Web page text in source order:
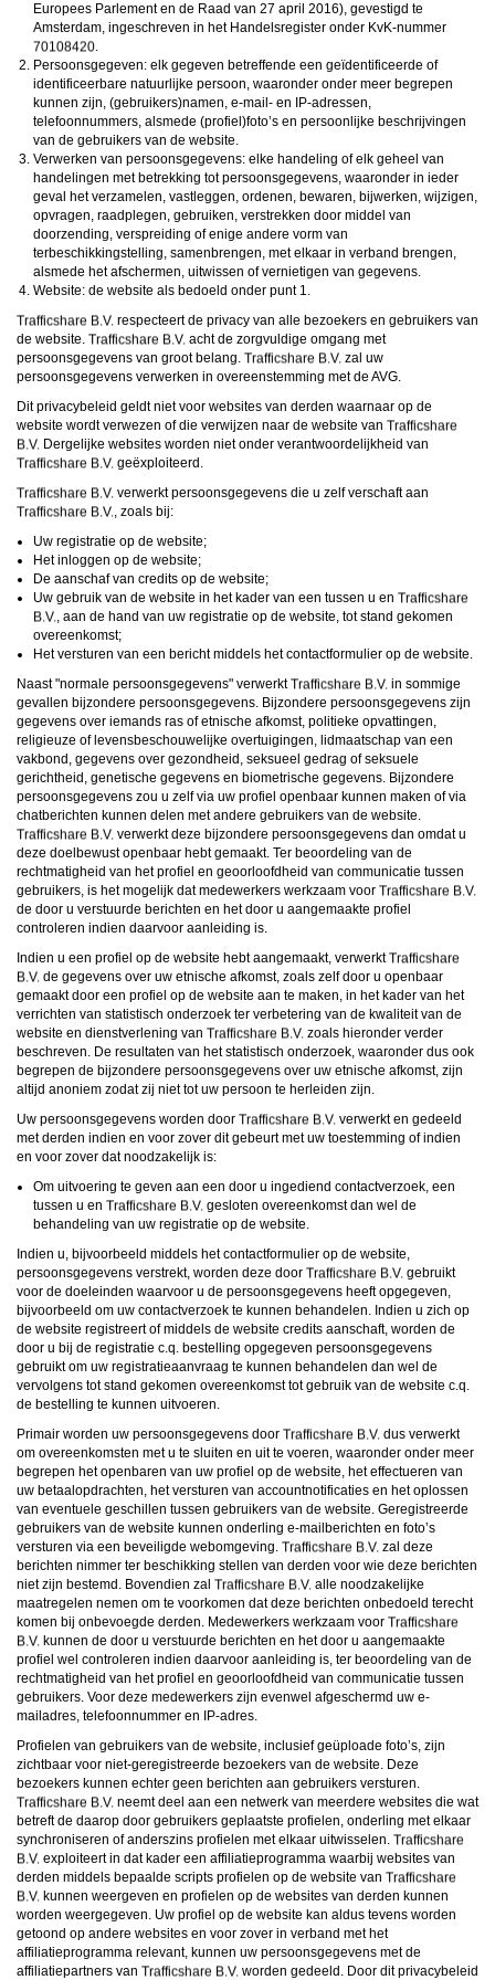
ongeschikte online content in aanraking komen. Daarvoor enkele tips:
Installeer programma’s voor ouderlijk toezicht op jouw apparaat. Voorbeelden van
programma’s voor ouderlijk toezicht zijnNetnanny,Connectsafely , Kaspersky
Norton. Deze programma’s werken zodanig dat toegang tot specifieke websites en
online inhoud worden geblokkeerd. Vaak blokkeren deze programma’s standaard al
een groot aantal websites waarvan algemeen verondersteld wordt dat deze
ongeschikt zijn voor minderjarigen. Door middel van updates kunnen daar steeds
nieuwe websites aan worden toegevoegd.
Neem contact op met jouw internetprovider . Er zijn internetproviders die het mogelijk
maken dat bepaalde informatie van internet wordt gefilterd. Je kunt jouw
internetprovider raadplegen om na te vragen of deze service ook voor jou mogelijk
is.
Controleer jouw webbrowser. Informeer je over de werking van jouw webbrowser
zodat je kunt zien welke websites door jouw minderjarige kinderen zijn bezocht.
Door in geval van ongewenste sitebezoeken jouw minderjarige kinderen daarop
aan te spreken, kun je jouw kinderen leren dat de websites niet voor hun geschikt
zijn. Bovendien kun je naar aanleiding daarvan beoordelen in hoeverre jouw kind
geïnteresseerd is in bepaalde websites, zodat je bovenstaande tips kunt hanteren.
Praat met jouw kinderen
. Leer jouw minderjarige kinderen dat ze nooit
persoonsgegevens of persoonlijke informatie via internet moeten verstrekken aan
vreemden, bijvoorbeeld via een chatwebsite. Leer ze ook dat niet iedereen op
internet hoeft te zijn wie ze zeggen te zijn en dat men wel eens verkeerde
bedoelingen kan hebben als iemand via het internet contact opneemt met jouw
kind. Vertel jouw kinderen bovendien dat ze niet met vreemde andere minderjarigen
die zij online hebben ontmoet, moeten afspreken zonder daarover eerst met jou te
laten weten wanneer iemand op internet contact met hem opneemt of wanneer
jouw kind seksueel getinte content of andere content waarvan hij schrikt, op
internet tegenkomt.
Via deze website verleent
, de exploitant van deze website,
chatdiensten voor entertainmentdoeleinden. Om van deze diensten gebruik te kunnen
daarna dien je voor credits te betalen. De kosten daarvoor tref je aan bij jouw
bestelling van credits en op de pagina
maken en namens deze profielen berichten aan jou als gebruiker te verzenden. Door
gebruik van deze website begrijp en accepteer je dat de profielen op deze website
gefingeerd zijn. Deze gefingeerde profielen zijn alleen aangemaakt om berichten en
flirts mee uit te wisselen; fysieke afspraken met de persoon achter een gefingeerd
profiel zijn dan ook niet mogelijk.
Deze site wordt beschermd door reCAPTCHA, hetPrivacybeleiden deAlgemene
Voorwaardenvan Google zijn van toepassing.
hanteert een beschermplan met als doel het herkennen en in
mogelijk niet begrijpen. Het beschermplan houdt onder meer in dat jijzelf, maar ook
derden een toegangsverbod voor jou kunnen aanvragen. Meer informatie hierover tref
je aan op de paginaToegangsverbod.
Op het gebruik van deze website zijn de
algemene voorwaarden ,
cookieverklaring
enprivacybeleidvan van toepassing. Door op"Akkoord en
doorgaan"te klikken ga je met decookieverklaring enprivacybeleidakkoord.
Indien je je op de website registreert, ga je tevens akkoord met dealgemene
voorwaarden.
Europees Parlement en de Raad van 27 april 2016), gevestigd te
Amsterdam, ingeschreven in het Handelsregister onder KvK-nummer
.
Persoonsgegeven: elk gegeven betreffende een geïdentificeerde of
identificeerbare natuurlijke persoon, waaronder onder meer begrepen
kunnen zijn, (gebruikers)namen, e-mail- en IP-adressen,
telefoonnummers, alsmede (profiel)foto’s en persoonlijke beschrijvingen
van de gebruikers van de website.
Verwerken van persoonsgegevens: elke handeling of elk geheel van
handelingen met betrekking tot persoonsgegevens, waaronder in ieder
geval het verzamelen, vastleggen, ordenen, bewaren, bijwerken, wijzigen,
opvragen, raadplegen, gebruiken, verstrekken door middel van
doorzending, verspreiding of enige andere vorm van
terbeschikkingstelling, samenbrengen, met elkaar in verband brengen,
alsmede het afschermen, uitwissen of vernietigen van gegevens.
Website: de website als bedoeld onder punt 1.
respecteert de privacy van alle bezoekers en gebruikers van
de website.
acht de zorgvuldige omgang met
persoonsgegevens van groot belang.
zal uw
persoonsgegevens verwerken in overeenstemming met de AVG.
Dit privacybeleid geldt niet voor websites van derden waarnaar op de
website wordt verwezen of die verwijzen naar de website van
Dergelijke websites worden niet onder verantwoordelijkheid van
geëxploiteerd.
verwerkt persoonsgegevens die u zelf verschaft aan
, zoals bij:
Uw registratie op de website;
Het inloggen op de website;
De aanschaf van credits op de website;
Uw gebruik van de website in het kader van een tussen u en
, aan de hand van uw registratie op de website, tot stand gekomen
overeenkomst;
Het versturen van een bericht middels het contactformulier op de website.
Naast "normale persoonsgegevens" verwerkt
in sommige
gevallen bijzondere persoonsgegevens. Bijzondere persoonsgegevens zijn
gegevens over iemands ras of etnische afkomst, politieke opvattingen,
religieuze of levensbeschouwelijke overtuigingen, lidmaatschap van een
vakbond, gegevens over gezondheid, seksueel gedrag of seksuele
gerichtheid, genetische gegevens en biometrische gegevens. Bijzondere
persoonsgegevens zou u zelf via uw profiel openbaar kunnen maken of via
chatberichten kunnen delen met andere gebruikers van de website.
verwerkt deze bijzondere persoonsgegevens dan omdat u
deze doelbewust openbaar hebt gemaakt. Ter beoordeling van de
rechtmatigheid van het profiel en geoorloofdheid van communicatie tussen
gebruikers, is het mogelijk dat medewerkers werkzaam voor
de door u verstuurde berichten en het door u aangemaakte profiel
controleren indien daarvoor aanleiding is.
Indien u een profiel op de website hebt aangemaakt, verwerkt
de gegevens over uw etnische afkomst, zoals zelf door u openbaar
gemaakt door een profiel op de website aan te maken, in het kader van het
verrichten van statistisch onderzoek ter verbetering van de kwaliteit van de
website en dienstverlening van
zoals hieronder verder
beschreven. De resultaten van het statistisch onderzoek, waaronder dus ook
begrepen de bijzondere persoonsgegevens over uw etnische afkomst, zijn
altijd anoniem zodat zij niet tot uw persoon te herleiden zijn.
Uw persoonsgegevens worden door
verwerkt en gedeeld
met derden indien en voor zover dit gebeurt met uw toestemming of indien
en voor zover dat noodzakelijk is:
Om uitvoering te geven aan een door u ingediend contactverzoek, een
tussen u en
gesloten overeenkomst dan wel de
behandeling van uw registratie op de website.
Indien u, bijvoorbeeld middels het contactformulier op de website,
persoonsgegevens verstrekt, worden deze door
gebruikt
voor de doeleinden waarvoor u de persoonsgegevens heeft opgegeven,
bijvoorbeeld om uw contactverzoek te kunnen behandelen. Indien u zich op
de website registreert of middels de website credits aanschaft, worden de
door u bij de registratie c.q. bestelling opgegeven persoonsgegevens
gebruikt om uw registratieaanvraag te kunnen behandelen dan wel de
vervolgens tot stand gekomen overeenkomst tot gebruik van de website c.q.
de bestelling te kunnen uitvoeren.
Primair worden uw persoonsgegevens door
dus verwerkt
om overeenkomsten met u te sluiten en uit te voeren, waaronder onder meer
begrepen het openbaren van uw profiel op de website, het effectueren van
uw betaalopdrachten, het versturen van accountnotificaties en het oplossen
van eventuele geschillen tussen gebruikers van de website. Geregistreerde
gebruikers van de website kunnen onderling e-mailberichten en foto’s
versturen via een beveiligde webomgeving.
zal deze
berichten nimmer ter beschikking stellen van derden voor wie deze berichten
niet zijn bestemd. Bovendien zal
alle noodzakelijke
maatregelen nemen om te voorkomen dat deze berichten onbedoeld terecht
komen bij onbevoegde derden. Medewerkers werkzaam voor
kunnen de door u verstuurde berichten en het door u aangemaakte
profiel wel controleren indien daarvoor aanleiding is, ter beoordeling van de
rechtmatigheid van het profiel en geoorloofdheid van communicatie tussen
gebruikers. Voor deze medewerkers zijn evenwel afgeschermd uw e-
mailadres, telefoonnummer en IP-adres.
Profielen van gebruikers van de website, inclusief geüploade foto’s, zijn
zichtbaar voor niet-geregistreerde bezoekers van de website. Deze
bezoekers kunnen echter geen berichten aan gebruikers versturen.
neemt deel aan een netwerk van meerdere websites die wat
betreft de daarop door gebruikers geplaatste profielen, onderling met elkaar
synchroniseren of anderszins profielen met elkaar uitwisselen.
exploiteert in dat kader een affiliatieprogramma waarbij websites van
derden middels bepaalde scripts profielen op de website van
kunnen weergeven en profielen op de websites van derden kunnen
worden weergegeven. Uw profiel op de website kan aldus tevens worden
getoond op andere websites en voor zover in verband met het
affiliatieprogramma relevant, kunnen uw persoonsgegevens met de
affiliatiepartners van
worden gedeeld. Door dit privacybeleid